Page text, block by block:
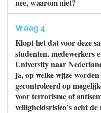
nee, waarom niet?
Vraag 4
Klopt het dat voor deze
studenten, medewerkers
University naar
ja, op welke wijze
gecontroleerd op
voor terrorisme of
veiligheidsrisico’s acht